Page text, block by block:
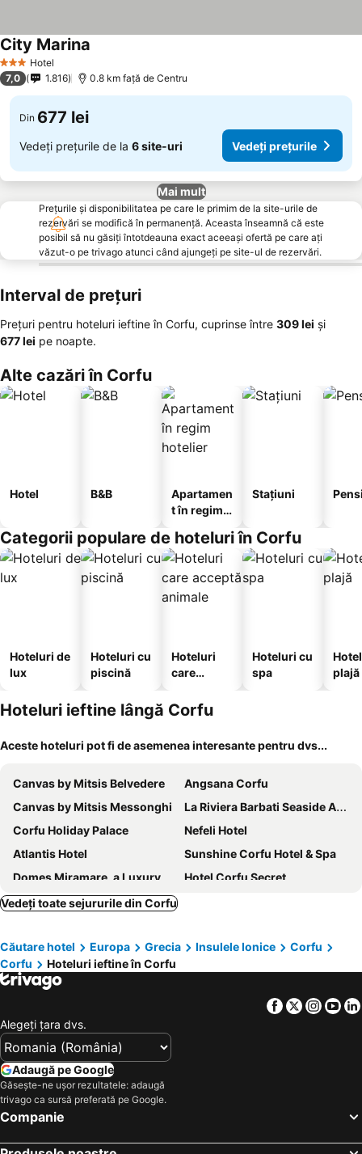
3 SteleHotel
City Marina
7,0 1.816 0.8 km faţă de Centru
Din 677 lei
Vedeți prețurile de la 6 site-uri Vedeți prețurile
Mai mult
Prețurile și disponibilitatea pe care le primim de la site-urile de
rezervări se modifică în permanență. Aceasta înseamnă că este
posibil să nu găsiți întotdeauna exact aceeași ofertă pe care ați
văzut-o pe trivago atunci când ajungeți pe site-ul de rezervări.
Interval de prețuri
Prețuri pentru hoteluri ieftine în Corfu, cuprinse între ‎309 lei și
‎677 lei pe noapte.
Alte cazări în Corfu
Hotel B&B
Apartamen
t în regim
Stațiuni
Categorii populare de hoteluri în Corfu
Hoteluri de
lux
Hoteluri cu
piscină
Hoteluri
care
animale
Hoteluri cu
spa
plajă
Hoteluri ieftine lângă Corfu
Aceste hoteluri pot fi de asemenea interesante pentru dvs...
Canvas by Mitsis Belvedere
Angsana Corfu
Canvas by Mitsis Messonghi
La Riviera Barbati Seaside Apartments
Corfu Holiday Palace
Nefeli Hotel
Atlantis Hotel
Sunshine Corfu Hotel & Spa
Domes Miramare, a Luxury Collection Resort, Corfu
Hotel Corfu Secret
Mon Repos Palace
Arion Hotel
Kerkyra Blue Hotel & Spa by Louis Hotels
Hotel Bretagne
Oula Maisonettes
Restia
Hotel Artur
Zefiros Traditional Hotel
Bella Venezia
Silver Bay Hotel
Potamaki Beach Hotel
Royal
Vedeți toate sejururile din Corfu
Căutare hotel Europa Grecia Insulele Ionice
Corfu
Corfu
Hoteluri ieftine în Corfu
Facebook
Twitter
Alegeţi ţara dvs.
Adaugă pe Google
Găsește-ne ușor rezultatele: adaugă
trivago ca sursă preferată pe Google.
Companie